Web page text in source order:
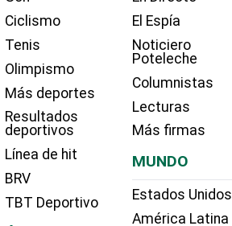
Ciclismo
Tenis
Olimpismo
Más deportes
Resultados
deportivos
Línea de hit
BRV
TBT Deportivo
El Espía
Noticiero
Poteleche
Columnistas
Lecturas
Más firmas
MUNDO
Estados Unidos
América Latina